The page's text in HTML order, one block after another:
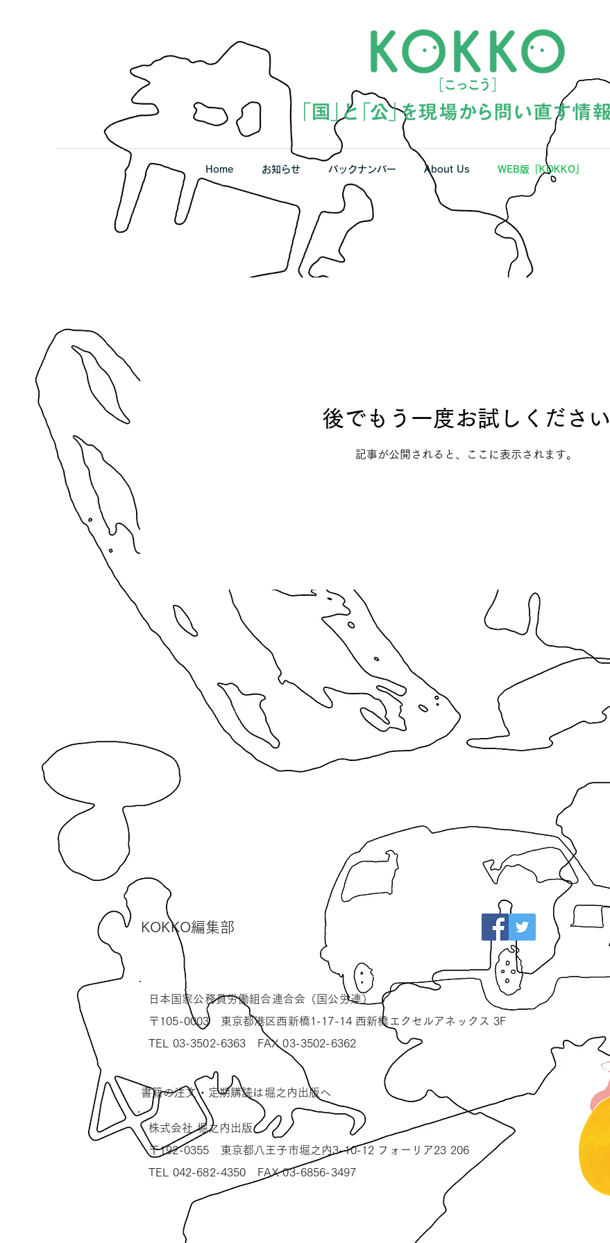
Home お知らせ バックナンバー About Us WEB版『KOKKO』
後でもう一度お試しください
記事が公開されると、ここに表示されます。
​KOKKO編集部
​日本国家公務員労働組合連合会（国公労連）
〒105-0003 東京都港区西新橋1-17-14 西新橋エクセルアネックス 3F
TEL 03-3502-6363 FAX 03-3502-6362
​書籍の注文・定期購読は堀之内出版へ
株式会社 堀之内出版
〒192-0355 東京都八王子市堀之内3-10-12 フォーリア23 206
TEL 042-682-4350 FAX 03-6856-3497